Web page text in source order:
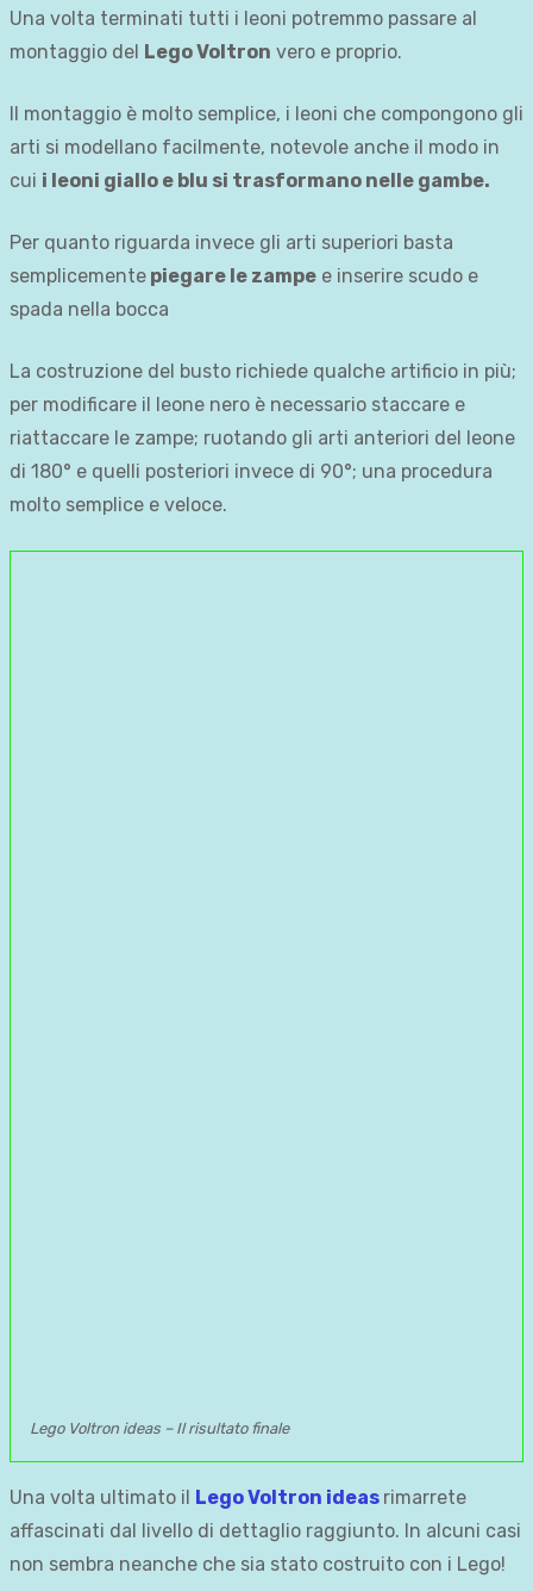
Una volta terminati tutti i leoni potremmo passare al
montaggio del Lego Voltron vero e proprio.
Il montaggio è molto semplice, i leoni che compongono gli
arti si modellano facilmente, notevole anche il modo in
cui i leoni giallo e blu si trasformano nelle gambe.
Per quanto riguarda invece gli arti superiori basta
semplicemente piegare le zampe e inserire scudo e
spada nella bocca
La costruzione del busto richiede qualche artificio in più;
per modificare il leone nero è necessario staccare e
riattaccare le zampe; ruotando gli arti anteriori del leone
di 180° e quelli posteriori invece di 90°; una procedura
molto semplice e veloce.
Lego Voltron ideas – Il risultato finale
Una volta ultimato il Lego Voltron ideas rimarrete
affascinati dal livello di dettaglio raggiunto. In alcuni casi
non sembra neanche che sia stato costruito con i Lego!